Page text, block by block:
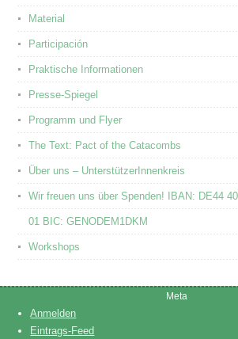
Material
Participación
Praktische Informationen
Presse-Spiegel
Programm und Flyer
The Text: Pact of the Catacombs
Über uns – UnterstützerInnenkreis
Wir freuen uns über Spenden! IBAN: DE44
01 BIC: GENODEM1DKM
Workshops
Meta
Anmelden
Eintrags-Feed